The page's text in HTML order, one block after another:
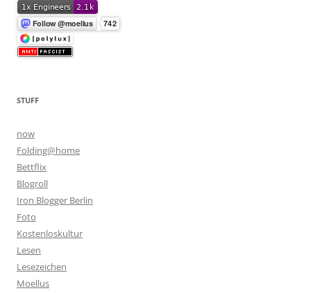
STUFF
now
Folding@home
Bettflix
Blogroll
Iron Blogger Berlin
Foto
Kostenloskultur
Lesen
Lesezeichen
Moellus